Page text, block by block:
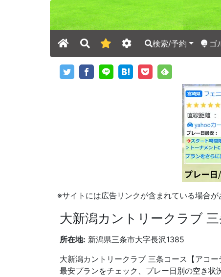
検索/予約 ゴ
※サイトには広告リンクが含まれている場合が
大新潟カントリークラブ
所在地: 新潟県三条市大字長沢1385
大新潟カントリークラブ 三条コース【アコ
最安プランをチェック、プレー日別の空き状